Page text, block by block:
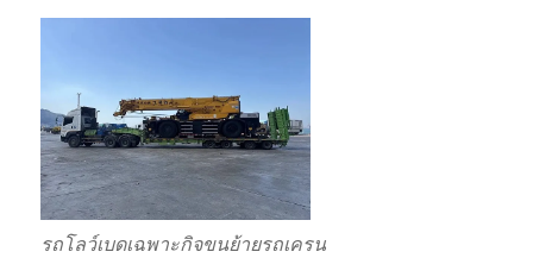
รถโลว์เบดเฉพาะกิจขนย้ายรถเครน